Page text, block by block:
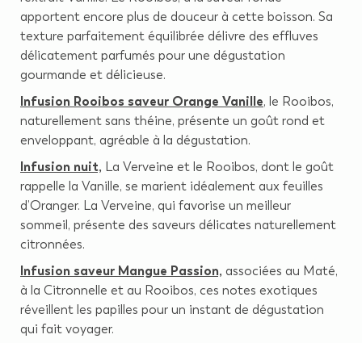
apportent encore plus de douceur à cette boisson. Sa
texture parfaitement équilibrée délivre des effluves
délicatement parfumés pour une dégustation
gourmande et délicieuse.
Infusion Rooibos saveur Orange Vanille, le Rooibos,
naturellement sans théine, présente un goût rond et
enveloppant, agréable à la dégustation.
Infusion nuit, La Verveine et le Rooibos, dont le goût
rappelle la Vanille, se marient idéalement aux feuilles
d’Oranger. La Verveine, qui favorise un meilleur
sommeil, présente des saveurs délicates naturellement
citronnées.
Infusion saveur Mangue Passion, associées au Maté,
à la Citronnelle et au Rooibos, ces notes exotiques
réveillent les papilles pour un instant de dégustation
qui fait voyager.